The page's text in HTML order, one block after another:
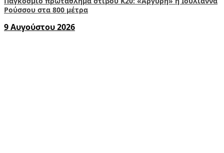
Ρούσσου στα 800 μέτρα
9 Αυγούστου 2026